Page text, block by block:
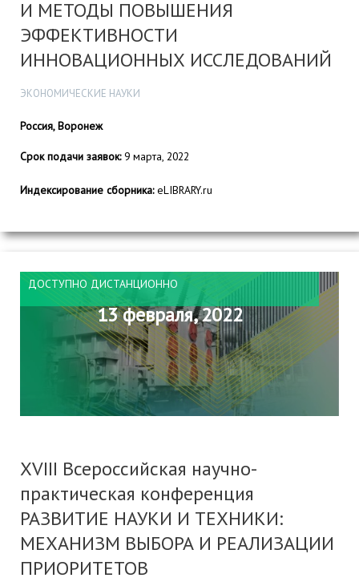
И МЕТОДЫ ПОВЫШЕНИЯ
ЭФФЕКТИВНОСТИ
ИННОВАЦИОННЫХ ИССЛЕДОВАНИЙ
ЭКОНОМИЧЕСКИЕ НАУКИ
Россия, Воронеж
Срок подачи заявок:9 марта, 2022
Индексирование сборника:eLIBRARY.ru
ДОСТУПНО ДИСТАНЦИОННО
13 февраля, 2022
XVIII Всероссийская научно-
практическая конференция
РАЗВИТИЕ НАУКИ И ТЕХНИКИ:
МЕХАНИЗМ ВЫБОРА И РЕАЛИЗАЦИИ
ПРИОРИТЕТОВ